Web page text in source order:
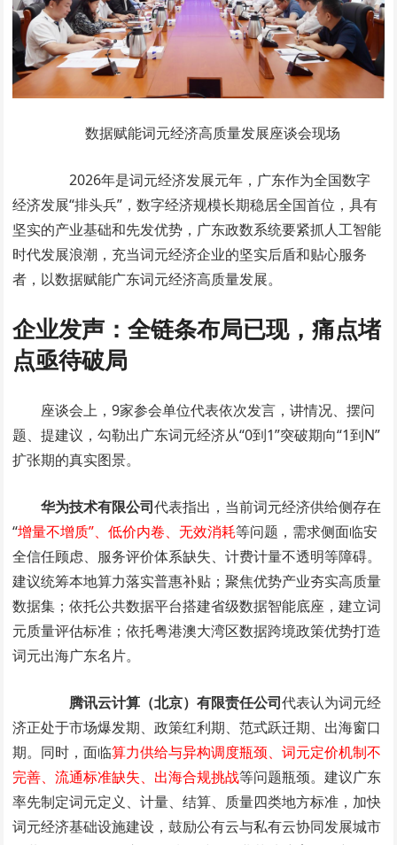
数据赋能词元经济高质量发展座谈会现场
2026年是词元经济发展元年，广东作为全国数字
经济发展“排头兵”，数字经济规模长期稳居全国首位，具有
坚实的产业基础和先发优势，广东政数系统要紧抓人工智能
时代发展浪潮，充当词元经济企业的坚实后盾和贴心服务
者，以数据赋能广东词元经济高质量发展。
企业发声：全链条布局已现，痛点堵
点亟待破局
座谈会上，9家参会单位代表依次发言，讲情况、摆问
题、提建议，勾勒出广东词元经济从“0到1”突破期向“1到N”
扩张期的真实图景。
华为技术有限公司代表指出，当前词元经济供给侧存在
“增量不增质”、低价内卷、无效消耗等问题，需求侧面临安
全信任顾虑、服务评价体系缺失、计费计量不透明等障碍。
建议统筹本地算力落实普惠补贴；聚焦优势产业夯实高质量
数据集；依托公共数据平台搭建省级数据智能底座，建立词
元质量评估标准；依托粤港澳大湾区数据跨境政策优势打造
词元出海广东名片。
腾讯云计算（北京）有限责任公司代表认为词元经
济正处于市场爆发期、政策红利期、范式跃迁期、出海窗口
期。同时，面临算力供给与异构调度瓶颈、词元定价机制不
完善、流通标准缺失、出海合规挑战等问题瓶颈。建议广东
率先制定词元定义、计量、结算、质量四类地方标准，加快
词元经济基础设施建设，鼓励公有云与私有云协同发展城市